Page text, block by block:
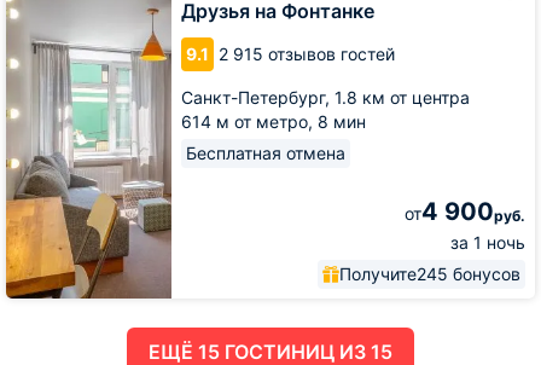
Друзья на Фонтанке
9.1 2 915 отзывов гостей
Санкт-Петербург, 1.8 км от центра
614 м от метро, 8 мин
Бесплатная отмена
от4 900руб.
за 1 ночь
Получите245 бонусов
Фонтанке
ЕЩË 15 ГОСТИНИЦ ИЗ 15